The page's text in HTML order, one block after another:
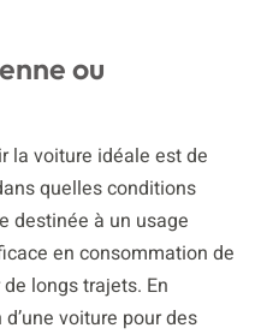
ou
la voiture idéale est de
quelles conditions
destinée à un usage
en consommation de
longs trajets. En
voiture pour des